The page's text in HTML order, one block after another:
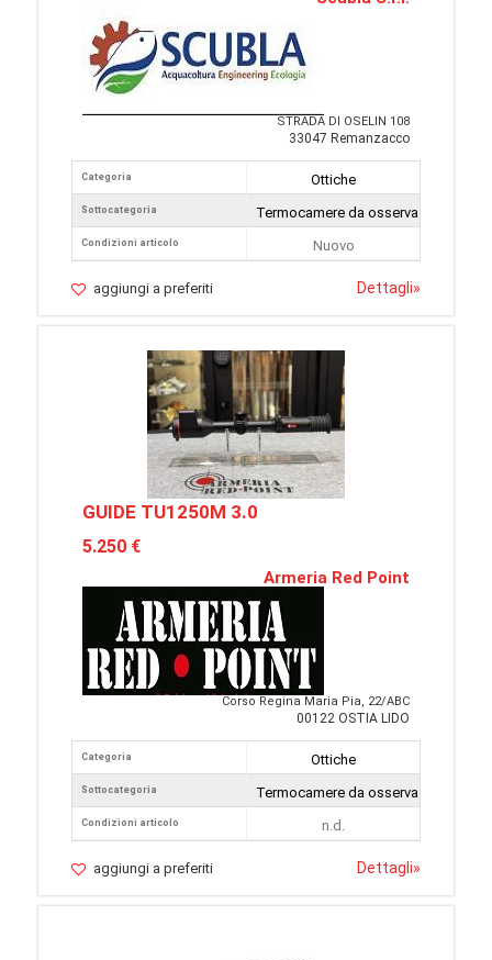
STRADA DI OSELIN 108
33047 Remanzacco
Categoria
Sottocategoria
Condizioni articolo
Ottiche
Termocamere da osservazione
Nuovo
aggiungi a preferiti Dettagli»
GUIDE TU1250M 3.0
5.250 €
Armeria Red Point
Corso Regina Maria Pia, 22/ABC
00122 OSTIA LIDO
Categoria
Sottocategoria
Condizioni articolo
Ottiche
Termocamere da osservazione
n.d.
aggiungi a preferiti Dettagli»